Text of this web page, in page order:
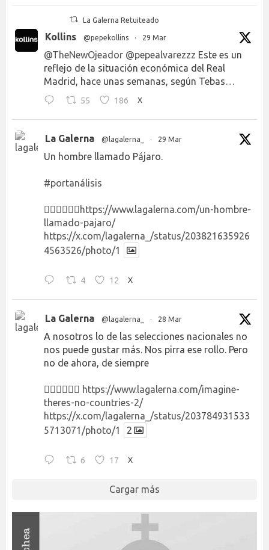
La Galerna Retuiteado
Kollins @pepekollins · 29 Mar
@TheNewOjeador @pepealvarezzz Este es un
reflejo de la situación económica del Real
Madrid, hace unas semanas, según Tebas…
55 186 X
La Galerna @lagalerna_ · 29 Mar
Un hombre llamado Pájaro.
#portanálisis
👉🏻👉🏻👉🏻 https://www.lagalerna.com/un-hombre-
llamado-pajaro/
https://x.com/lagalerna_/status/203821635926
4563526/photo/1
4 12 X
La Galerna @lagalerna_ · 28 Mar
A nosotros lo de las selecciones nacionales no
nos puede gustar más. Nos pirra ese rollo. Pero
no de ahora, de siempre
👉🏻👉🏻👉🏻 https://www.lagalerna.com/imagine-
theres-no-countries-2/
https://x.com/lagalerna_/status/203784931533
5713071/photo/1
2
6 17 X
Cargar más